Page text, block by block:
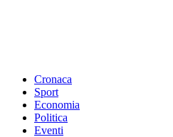
Cronaca
Sport
Economia
Politica
Eventi